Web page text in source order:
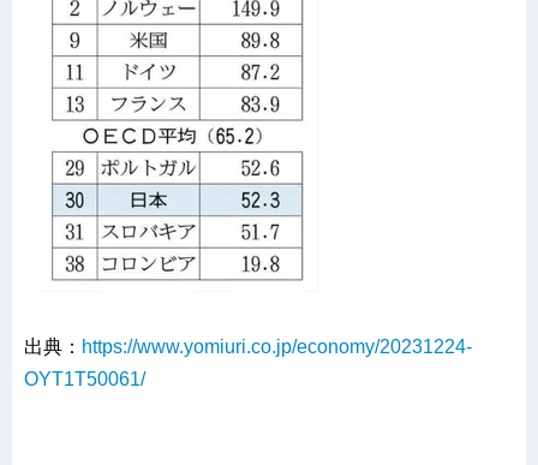
出典： https://www.yomiuri.co.jp/economy/20231224-
OYT1T50061/